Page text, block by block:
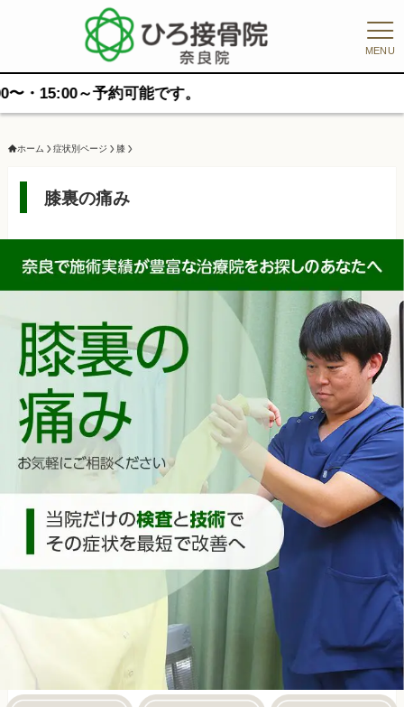
MENU
能です。
ホーム 症状別ページ 膝
膝裏の痛み